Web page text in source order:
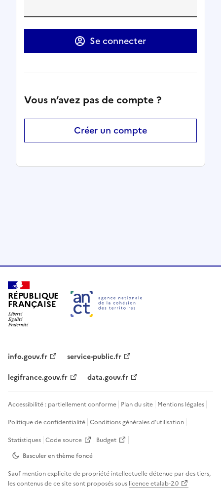
Se connecter
Vous n’avez pas de compte ?
Créer un compte
RÉPUBLIQUE
FRANÇAISE
info.gouv.fr
service-public.fr
legifrance.gouv.fr
data.gouv.fr
Accessibilité : partiellement conforme Plan du site Mentions légales
Politique de confidentialité Conditions générales d'utilisation
Statistiques Code source
Budget
Basculer en thèmefoncé
Sauf mention explicite de propriété intellectuelle détenue par des tiers,
les contenus de ce site sont proposés sous licence etalab-2.0